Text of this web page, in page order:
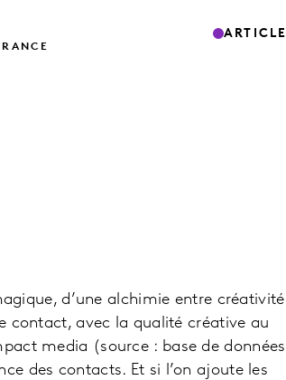
ARTICLE
d’une alchimie entre créativité
contact, avec la qualité créative au
media (source : base de données
des contacts. Et si l’on ajoute les